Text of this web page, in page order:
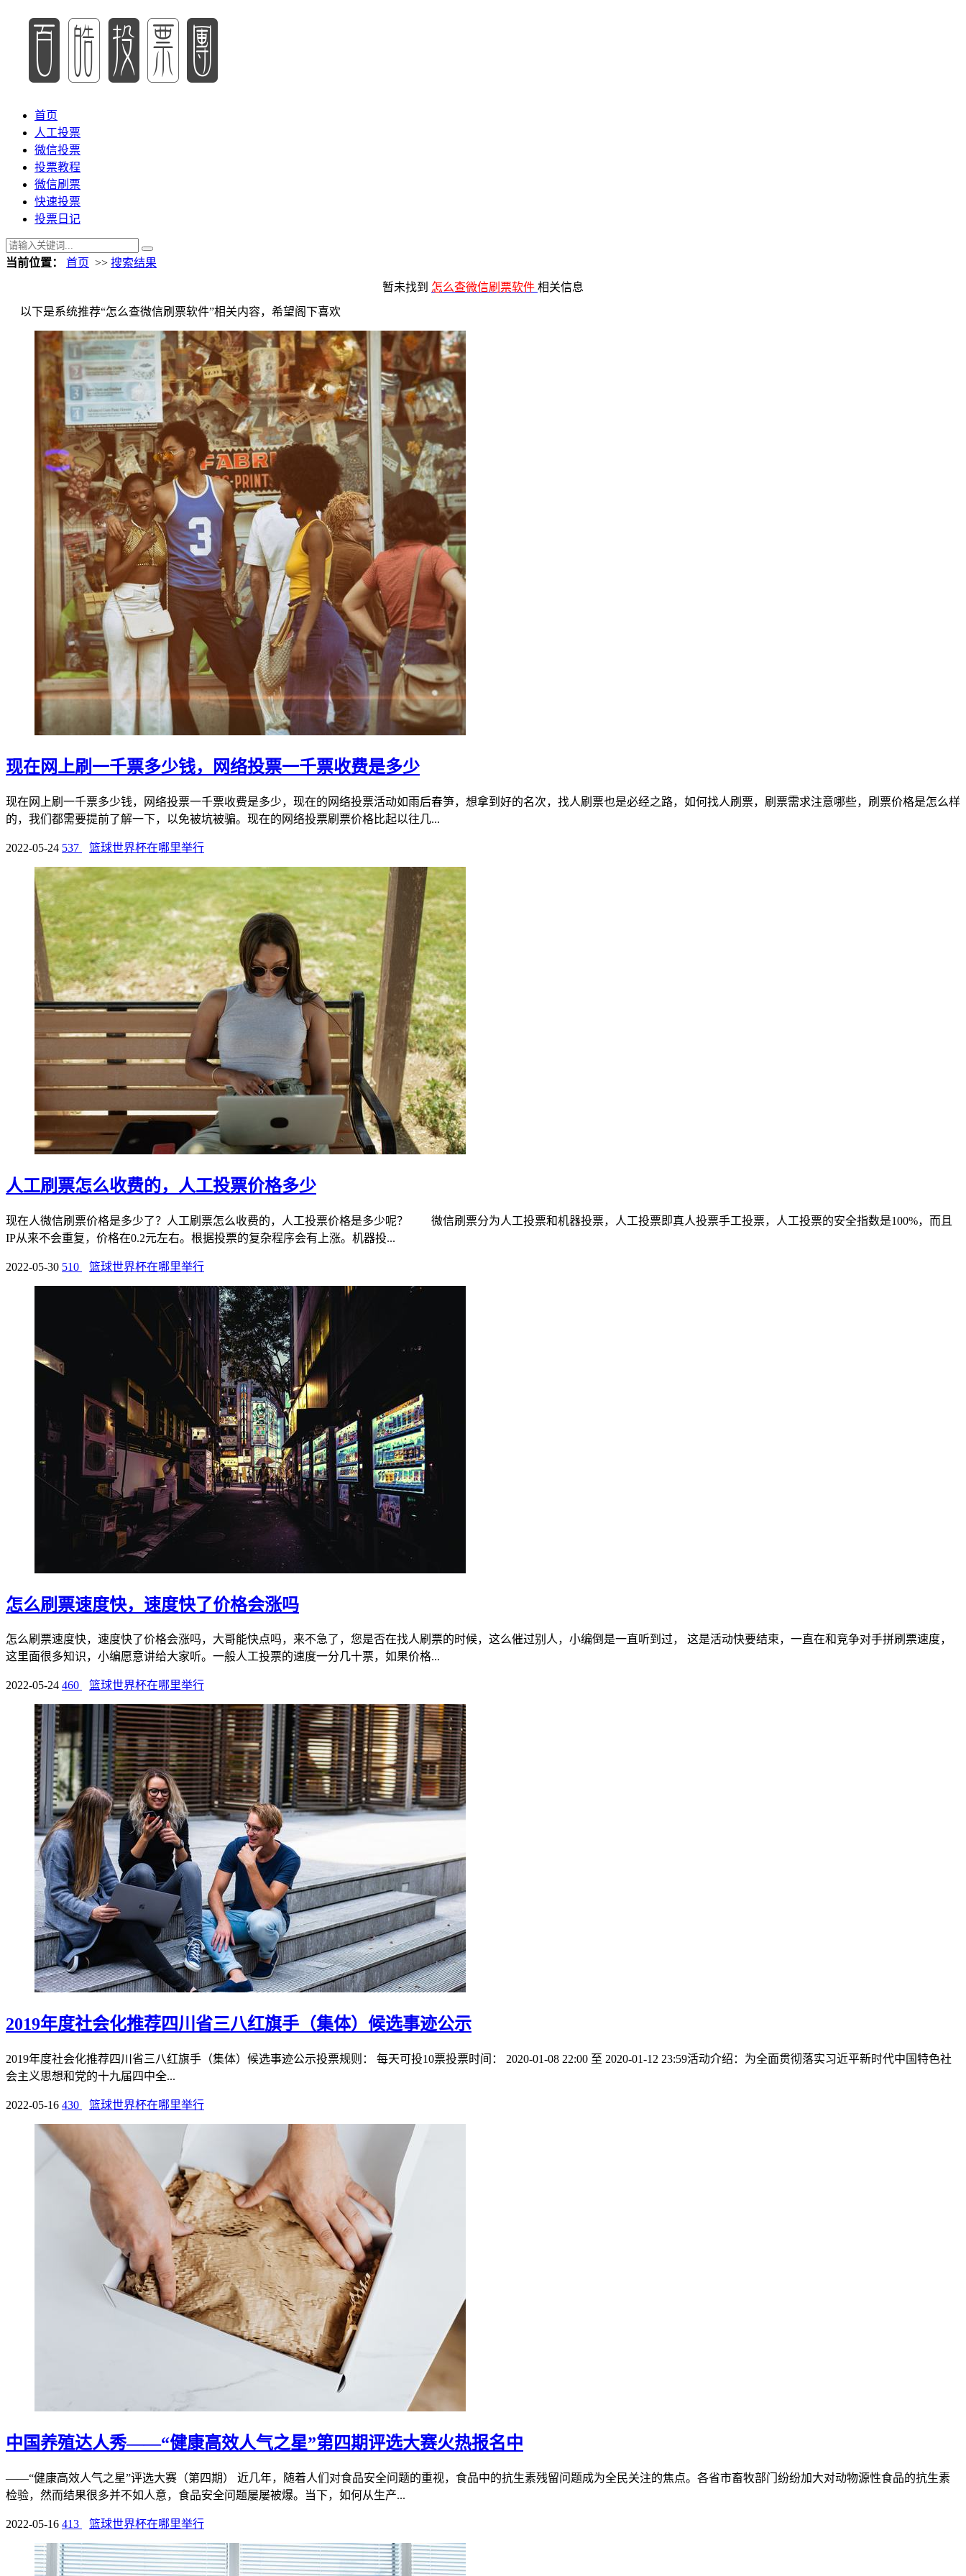
首页
人工投票
微信投票
投票教程
微信刷票
快速投票
投票日记
当前位置： 首页 >> 搜索结果
暂未找到 怎么查微信刷票软件 相关信息
以下是系统推荐“怎么查微信刷票软件”相关内容，希望阁下喜欢
现在网上刷一千票多少钱，网络投票一千票收费是多少
现在网上刷一千票多少钱，网络投票一千票收费是多少，现在的网络投票活动如雨后春笋，想拿到好的名次，找人刷票也是必经之路，如何找人刷票，刷票需求注意哪些，刷票价格是怎么样
的，我们都需要提前了解一下，以免被坑被骗。现在的网络投票刷票价格比起以往几...
2022-05-24 537 篮球世界杯在哪里举行
人工刷票怎么收费的，人工投票价格多少
现在人微信刷票价格是多少了？人工刷票怎么收费的，人工投票价格是多少呢？ 微信刷票分为人工投票和机器投票，人工投票即真人投票手工投票，人工投票的安全指数是100%，而且
IP从来不会重复，价格在0.2元左右。根据投票的复杂程序会有上涨。机器投...
2022-05-30 510 篮球世界杯在哪里举行
怎么刷票速度快，速度快了价格会涨吗
怎么刷票速度快，速度快了价格会涨吗，大哥能快点吗，来不急了，您是否在找人刷票的时候，这么催过别人，小编倒是一直听到过， 这是活动快要结束，一直在和竞争对手拼刷票速度，
这里面很多知识，小编愿意讲给大家听。一般人工投票的速度一分几十票，如果价格...
2022-05-24 460 篮球世界杯在哪里举行
2019年度社会化推荐四川省三八红旗手（集体）候选事迹公示
2019年度社会化推荐四川省三八红旗手（集体）候选事迹公示投票规则： 每天可投10票投票时间： 2020-01-08 22:00 至 2020-01-12 23:59活动介绍：为全面贯彻落实习近平新时代中国特色社
会主义思想和党的十九届四中全...
2022-05-16 430 篮球世界杯在哪里举行
中国养殖达人秀——“健康高效人气之星”第四期评选大赛火热报名中
——“健康高效人气之星”评选大赛（第四期） 近几年，随着人们对食品安全问题的重视，食品中的抗生素残留问题成为全民关注的焦点。各省市畜牧部门纷纷加大对动物源性食品的抗生素
检验，然而结果很多并不如人意，食品安全问题屡屡被爆。当下，如何从生产...
2022-05-16 413 篮球世界杯在哪里举行